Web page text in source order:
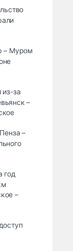
– Муром
из-за
–
–
год
–